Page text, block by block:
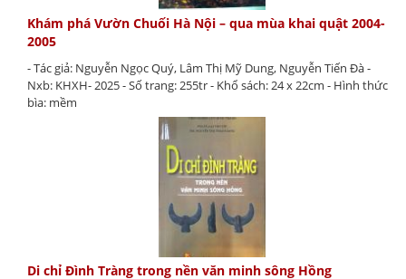
Khám phá Vườn Chuối Hà Nội – qua mùa khai quật 2004-
2005
- Tác giả: Nguyễn Ngọc Quý, Lâm Thị Mỹ Dung, Nguyễn Tiến Đà -
Nxb: KHXH- 2025 - Số trang: 255tr - Khổ sách: 24 x 22cm - Hình thức
bìa: mềm
Di chỉ Đình Tràng trong nền văn minh sông Hồng